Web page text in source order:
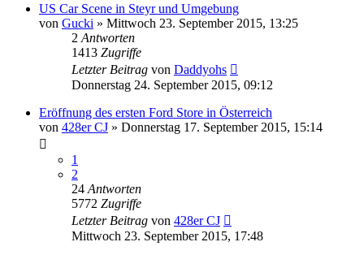
US Car Scene in Steyr und Umgebung
von Gucki » Mittwoch 23. September 2015, 13:25
2 Antworten
1413 Zugriffe
Letzter Beitrag von Daddyohs
Donnerstag 24. September 2015, 09:12
Eröffnung des ersten Ford Store in Österreich
von 428er CJ » Donnerstag 17. September 2015, 15:14
1
2
24 Antworten
5772 Zugriffe
Letzter Beitrag von 428er CJ
Mittwoch 23. September 2015, 17:48